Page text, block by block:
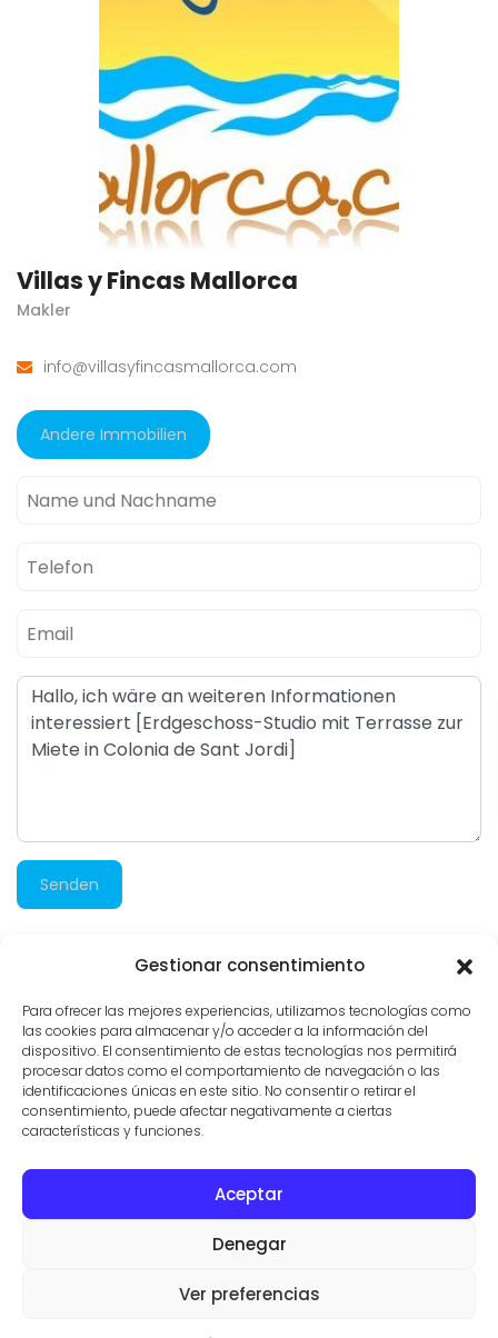
Gestionar consentimiento
Para ofrecer las mejores experiencias, utilizamos tecnologías como
las cookies para almacenar y/o acceder a la información del
dispositivo. El consentimiento de estas tecnologías nos permitirá
procesar datos como el comportamiento de navegación o las
identificaciones únicas en este sitio. No consentir o retirar el
consentimiento, puede afectar negativamente a ciertas
características y funciones.
Aceptar
Denegar
Ver preferencias
Villas y Fincas Mallorca
Makler
info@villasyfincasmallorca.com
Andere Immobilien
Senden
3.041 besuche
© IMMOBILIENMAKLER IN SES SALINESVILLAS Y FINCAS MALLORCA